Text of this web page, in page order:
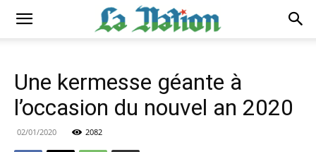
Une kermesse géante à
l’occasion du nouvel an 2020
02/01/2020 2082